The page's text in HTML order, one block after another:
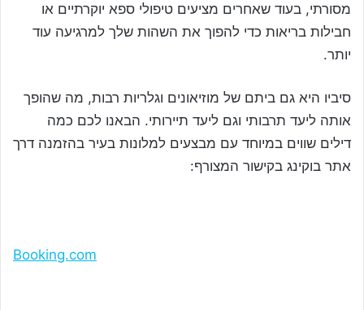
מסורתי, בעוד שאחרים מציעים טיפולי ספא יוקרתיים או
חבילות בריאות כדי להפוך את השהות שלך למרגיעה עוד
יותר.
סיביו היא גם ביתם של מוזיאונים וגלריות רבות, מה שהופך
אותה ליעד תרבותי וגם ליעד תיירותי. הבאנו לכם כמה
דילים שווים במיוחד עם מבצעים למלונות בעיר בהזמנה דרך
אתר בוקינג בקישור המצורף:
Booking.com